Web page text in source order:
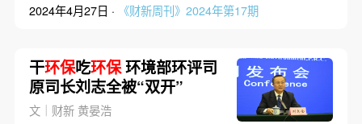
2024年4月27日 · 《财新周刊》2024年第17期
干环保吃环保环境部环评司
原司长刘志全被“双开”
文｜财新 黄晏浩